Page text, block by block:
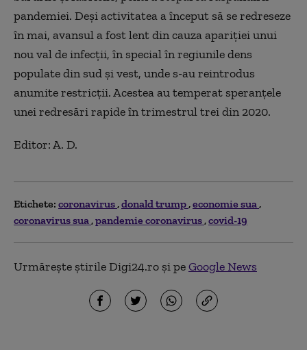
pandemiei. Deşi activitatea a început să se redreseze
în mai, avansul a fost lent din cauza apariţiei unui
nou val de infecţii, în special în regiunile dens
populate din sud şi vest, unde s-au reintrodus
anumite restricţii. Acestea au temperat speranţele
unei redresări rapide în trimestrul trei din 2020.
Editor: A. D.
Etichete: coronavirus donald trump economie sua
coronavirus sua pandemie coronavirus covid-19
Urmărește știrile Digi24.ro și peGoogle News